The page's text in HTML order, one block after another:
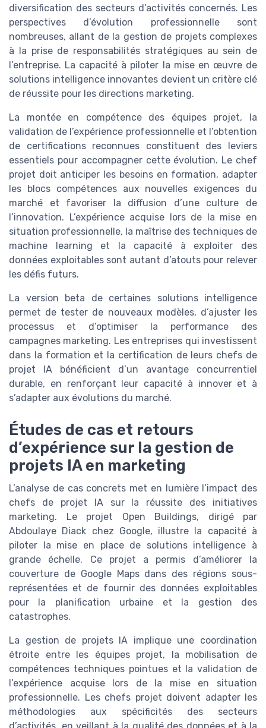
diversification des secteurs d’activités concernés. Les
perspectives d’évolution professionnelle sont
nombreuses, allant de la gestion de projets complexes
à la prise de responsabilités stratégiques au sein de
l’entreprise. La capacité à piloter la mise en œuvre de
solutions intelligence innovantes devient un critère clé
de réussite pour les directions marketing.
La montée en compétence des équipes projet, la
validation de l’expérience professionnelle et l’obtention
de certifications reconnues constituent des leviers
essentiels pour accompagner cette évolution. Le chef
projet doit anticiper les besoins en formation, adapter
les blocs compétences aux nouvelles exigences du
marché et favoriser la diffusion d’une culture de
l’innovation. L’expérience acquise lors de la mise en
situation professionnelle, la maîtrise des techniques de
machine learning et la capacité à exploiter des
données exploitables sont autant d’atouts pour relever
les défis futurs.
La version beta de certaines solutions intelligence
permet de tester de nouveaux modèles, d’ajuster les
processus et d’optimiser la performance des
campagnes marketing. Les entreprises qui investissent
dans la formation et la certification de leurs chefs de
projet IA bénéficient d’un avantage concurrentiel
durable, en renforçant leur capacité à innover et à
s’adapter aux évolutions du marché.
Études de cas et retours
d’expérience sur la gestion de
projets IA en marketing
L’analyse de cas concrets met en lumière l’impact des
chefs de projet IA sur la réussite des initiatives
marketing. Le projet Open Buildings, dirigé par
Abdoulaye Diack chez Google, illustre la capacité à
piloter la mise en place de solutions intelligence à
grande échelle. Ce projet a permis d’améliorer la
couverture de Google Maps dans des régions sous-
représentées et de fournir des données exploitables
pour la planification urbaine et la gestion des
catastrophes.
La gestion de projets IA implique une coordination
étroite entre les équipes projet, la mobilisation de
compétences techniques pointues et la validation de
l’expérience acquise lors de la mise en situation
professionnelle. Les chefs projet doivent adapter les
méthodologies aux spécificités des secteurs